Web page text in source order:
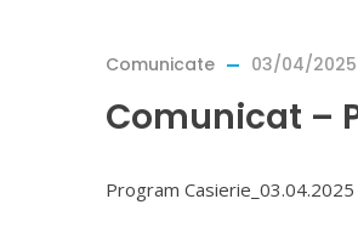
Comunicate 03/04/2025
Comunicat –
Program Casierie_03.04.2025